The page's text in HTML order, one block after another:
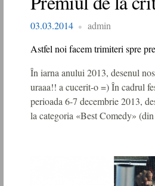
03.03.2014
admin
Astfel noi facem trimiteri spre
În iarna anului 2013, desenul
uraaa!! a cucerit-o =) În cadrul
perioada 6-7 decembrie 2013,
la categoria «Best Comedy»